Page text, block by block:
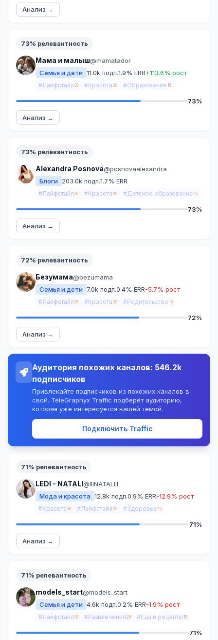
Анализ →
73% релевантность
Мама и малыш@mamatador
Семья и дети 11.0k подп.1.9% ERR+113.6% рост
#Лайфстайл 30 #Красота 20 #Образование 15
73%
Анализ →
73% релевантность
Alexandra Posnova@posnovaalexandra
Блоги
203.0k подп.1.7% ERR
#Лайфстайл 30 #Красота 20 #Детское образование 15
73%
Анализ →
72% релевантность
Безумама@bezumama
Семья и дети
7.0k подп.0.4% ERR-5.7% рост
#Лайфстайл 30 #Красота 20 #Родительство 15
72%
Анализ →
Аудитория похожих каналов: 546.2k
подписчиков
Привлекайте подписчиков из похожих каналов в
свой. TeleGraphyx Traffic подберёт аудиторию,
которая уже интересуется вашей темой.
Подключить Traffic
71% релевантность
LEDI - NATALI@llINATALIII
Мода и красота 12.8k подп.0.9% ERR-12.9% рост
#Красота 30 #Лайфстайл 25 #Здоровье 15
71%
Анализ →
71% релевантность
models_start@models_start
Семья и дети 4.6k подп.0.2% ERR-1.9% рост
#Лайфстайл 30 #Развлечения 25 #Еда и рецепты 15
71%